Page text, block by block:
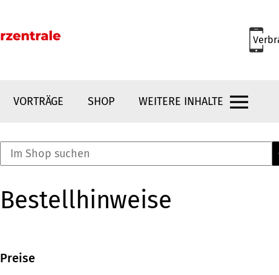
VORTRÄGE SHOP WEITERE INHALTE
Bestellhinweise
Preise